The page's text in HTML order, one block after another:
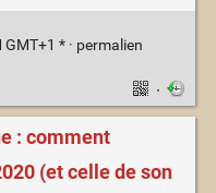
* · permalien
·
: comment
(et celle de son